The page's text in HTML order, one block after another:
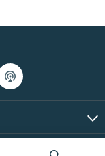
All Rights Reserved.